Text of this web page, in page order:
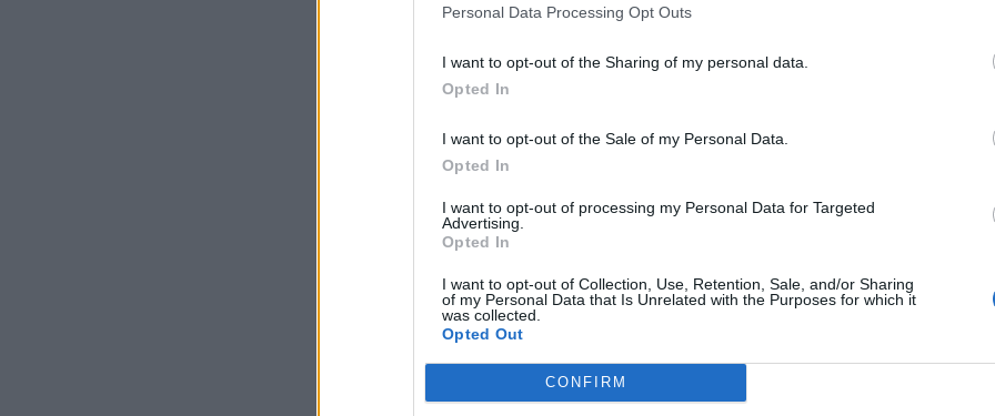
Personal Data Processing Opt Outs
I want to opt-out of the Sharing of my personal data.
Opted In
I want to opt-out of the Sale of my Personal Data.
Opted In
I want to opt-out of processing my Personal Data for Targeted
Advertising.
Opted In
I want to opt-out of Collection, Use, Retention, Sale, and/or Sharing
of my Personal Data that Is Unrelated with the Purposes for which it
was collected.
Opted Out
CONFIRM